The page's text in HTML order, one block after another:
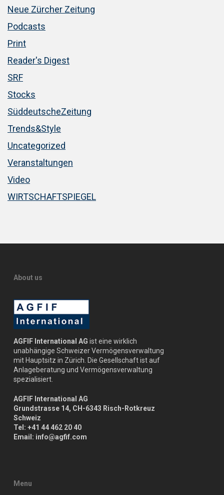
Neue Zürcher Zeitung
Podcasts
Print
Reader's Digest
SRF
Stocks
SüddeutscheZeitung
Trends&Style
Uncategorized
Veranstaltungen
Video
WIRTSCHAFTSPIEGEL
About us
AGFIF International AG ist eine wirklich
unabhängige Schweizer Vermögensverwaltung
mit Hauptsitz in Zürich. Die Gesellschaft ist auf
Anlageberatung und Vermögensverwaltung
spezialisiert.
AGFIF International AG
Grundstrasse 14, CH-6343 Risch-Rotkreuz
Schweiz
Tel: +41 44 462 20 40
Email: info@agfif.com
Menu